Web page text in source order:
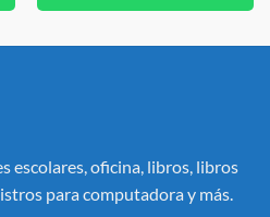
escolares, oficina, libros, libros
para computadora y más.